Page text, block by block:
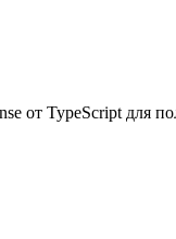
от TypeScript для